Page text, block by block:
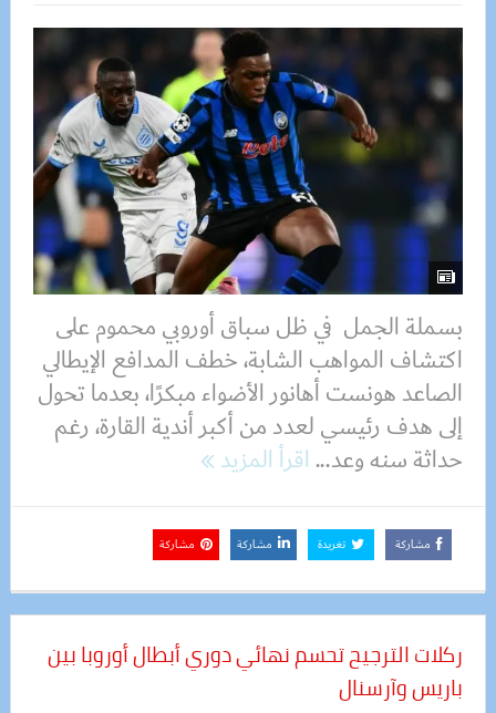
بسملة الجمل في ظل سباق أوروبي محموم على
اكتشاف المواهب الشابة، خطف المدافع الإيطالي
الصاعد هونست أهانور الأضواء مبكرًا، بعدما تحول
إلى هدف رئيسي لعدد من أكبر أندية القارة، رغم
حداثة سنه وعد...اقرأ المزيد
مشاركة تغريدة مشاركة مشاركة
ركلات الترجيح تحسم نهائي دوري أبطال أوروبا بين
باريس وآرسنال